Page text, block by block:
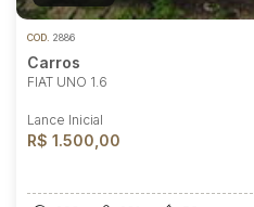
COD. 2886
Carros
FIAT UNO 1.6
Lance Inicial
R$ 1.500,00